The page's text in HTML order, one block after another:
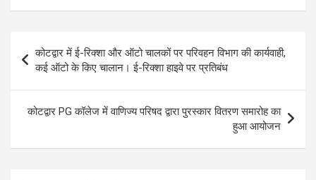
at
A
p
p
ce
b
o
o
k
tt
er
ail se
n
g
er
e
gr
a
m
Post
navigation
कोटद्वार में ई-रिक्शा और ऑटो चालकों पर परिवहन विभाग की कार्यवाही,
कई ऑटो के किए चालान। ई-रिक्शा हाइवे पर प्रतिबंध
कोटद्वार PG कॉलेज में वाणिज्य परिषद द्वारा पुरस्कार वितरण समारोह का
हुआ आयोजन